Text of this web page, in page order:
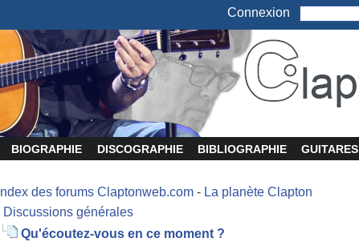
Connexion
BIOGRAPHIE DISCOGRAPHIE BIBLIOGRAPHIE GUITARES
Index des forums Claptonweb.com - La planète Clapton
Discussions générales
Qu'écoutez-vous en ce moment ?